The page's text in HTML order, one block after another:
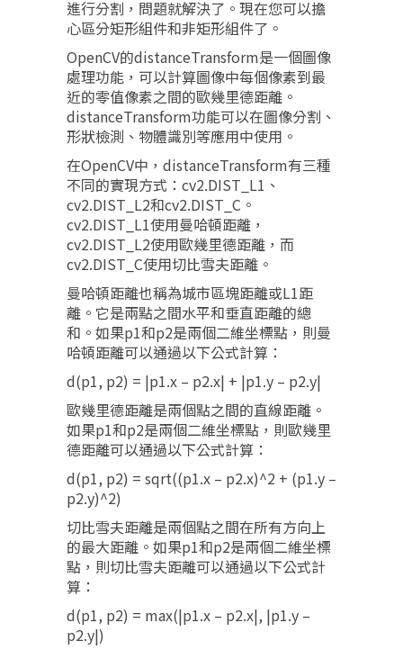
進行分割，問題就解決了。現在您可以擔
心區分矩形組件和非矩形組件了。
OpenCV的distanceTransform是一個圖像
處理功能，可以計算圖像中每個像素到最
近的零值像素之間的歐幾里德距離。
distanceTransform功能可以在圖像分割、
形狀檢測、物體識別等應用中使用。
在OpenCV中，distanceTransform有三種
不同的實現方式：cv2.DIST_L1、
cv2.DIST_L2和cv2.DIST_C。
cv2.DIST_L1使用曼哈頓距離，
cv2.DIST_L2使用歐幾里德距離，而
cv2.DIST_C使用切比雪夫距離。
曼哈頓距離也稱為城市區塊距離或L1距
離。它是兩點之間水平和垂直距離的總
和。如果p1和p2是兩個二維坐標點，則曼
哈頓距離可以通過以下公式計算：
d(p1, p2) = |p1.x – p2.x| + |p1.y – p2.y|
歐幾里德距離是兩個點之間的直線距離。
如果p1和p2是兩個二維坐標點，則歐幾里
德距離可以通過以下公式計算：
d(p1, p2) = sqrt((p1.x – p2.x)^2 + (p1.y –
p2.y)^2)
切比雪夫距離是兩個點之間在所有方向上
的最大距離。如果p1和p2是兩個二維坐標
點，則切比雪夫距離可以通過以下公式計
算：
d(p1, p2) = max(|p1.x – p2.x|, |p1.y –
p2.y|)